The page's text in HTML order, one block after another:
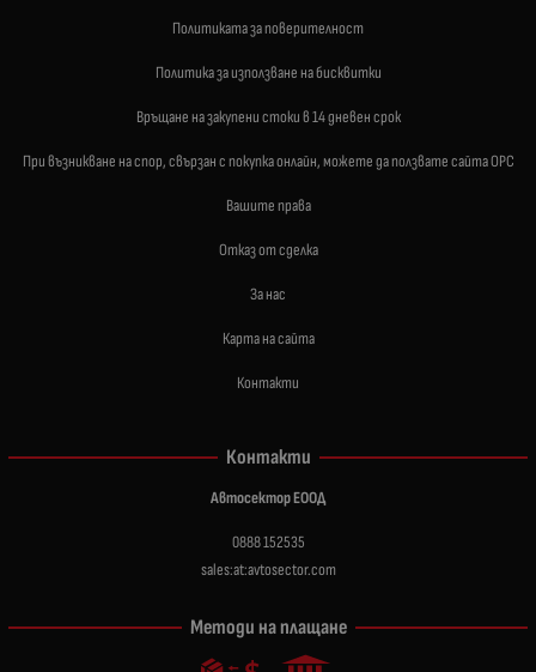
Политиката за поверителност
Политика за използване на бисквитки
Връщане на закупени стоки в 14 дневен срок
При възникване на спор, свързан с покупка онлайн, можете да ползвате сайта ОРС
Вашите права
Отказ от сделка
За нас
Карта на сайта
Контакти
Контакти
Автосектор ЕООД
0888 152535
sales:at:avtosector.com
Методи на плащане